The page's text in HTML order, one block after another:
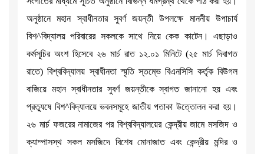
অনুষ্ঠানে মহান স্বাধীনতার সুবর্ণ জয়ন্তী উপলক্ষে মাননীয় উপাচার্য
বিশ^বিদ্যালয় পরিবারের সকলকে সাথে নিয়ে কেক কাটেন। এছাড়াও
কর্মসূচির অংশ হিসেবে ২৬ মার্চ রাত ১২.০১ মিনিটে (২৫ মার্চ দিবাগত
রাতে) বিশ্ববিদ্যালয় স্বাধীনতা স্মৃতি স্তম্ভে বিএনসিসি কর্তৃক বিউগল
বাজিয়ে মহান স্বাধীনতার সুবর্ণ জয়ন্তীকে স্বাগত জানানো হয় এবং
প্রত্যুষে বিশ^বিদ্যালয়ে ভবনসমূহে জাতীয় পতাকা উত্তোলন করা হয়।
২৬ মার্চ ফজরের নামাজের পর বিশ্ববিদ্যালয়ের কেন্দ্রীয় জামে মসজিদ ও
ক্যাম্পাসস্থ সকল মসজিদে বিশেষ মোনাজাত এবং কেন্দ্রীয় মন্দির ও